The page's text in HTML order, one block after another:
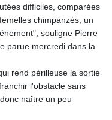
difficiles, comparées
chimpanzés, un
souligne Pierre
parue mercredi dans la
rend périlleuse la sortie
l'obstacle sans
naître un peu